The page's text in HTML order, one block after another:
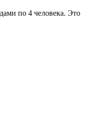
по 4 человека. Это